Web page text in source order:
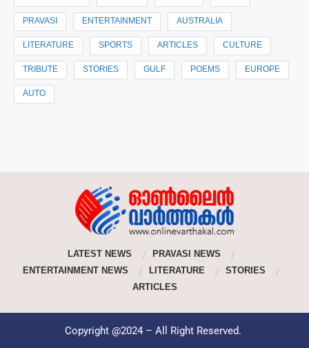
PRAVASI ENTERTAINMENT AUSTRALIA
LITERATURE SPORTS ARTICLES CULTURE
TRIBUTE STORIES GULF POEMS EUROPE
AUTO
LATEST NEWS
PRAVASI NEWS
ENTERTAINMENT NEWS
LITERATURE
STORIES
ARTICLES
Copyright @2024 – All Right Reserved.